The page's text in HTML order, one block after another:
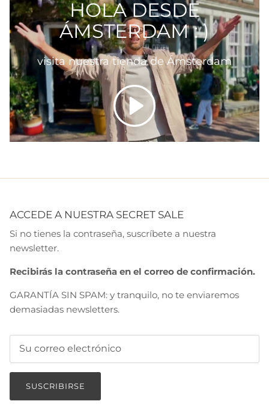
HOLA DESDE
ÁMSTERDAM : )
visita nuestra tienda de Ámsterdam
Reproducir
ACCEDE A NUESTRA SECRET SALE
Si no tienes la contraseña, suscríbete a nuestra
newsletter.
Recibirás la contraseña en el correo de confirmación.
GARANTÍA SIN SPAM: y tranquilo, no te enviaremos
demasiadas newsletters.
SUSCRIBIRSE